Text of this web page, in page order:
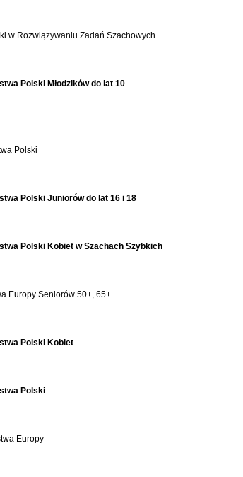
w Rozwiązywaniu Zadań Szachowych
Polski Młodzików do lat 10
Polski
Polski Juniorów do lat 16 i 18
Polski Kobiet w Szachach Szybkich
Europy Seniorów 50+, 65+
Polski Kobiet
Polski
Europy